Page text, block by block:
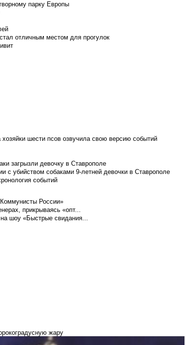
парку Европы
отличным местом для прогулок
шести псов озвучила свою версию событий
загрызли девочку в Ставрополе
убийством собаками 9-летней девочки в Ставрополе
событий
России»
прикрываясь «опт...
на шоу «Быстрые свидания...
жару